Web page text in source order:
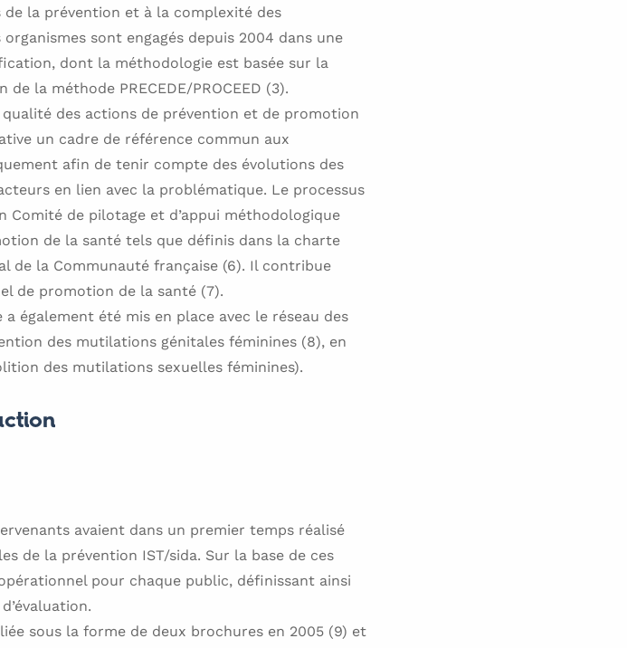
la prévention et à la complexité des
sont engagés depuis 2004 dans une
dont la méthodologie est basée sur la
la méthode PRECEDE/PROCEED (3).
des actions de prévention et de promotion
un cadre de référence commun aux
afin de tenir compte des évolutions des
en lien avec la problématique. Le processus
Comité de pilotage et d’appui méthodologique
de la santé tels que définis dans la charte
de la Communauté française (6). Il contribue
de promotion de la santé (7).
également été mis en place avec le réseau des
des mutilations génitales féminines (8), en
des mutilations sexuelles féminines).
avaient dans un premier temps réalisé
de la prévention IST/sida. Sur la base de ces
pour chaque public, définissant ainsi
sous la forme de deux brochures en 2005 (9) et